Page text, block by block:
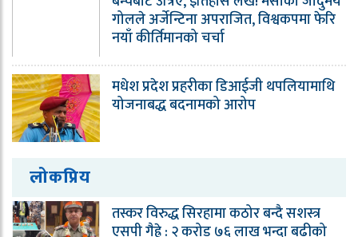
गोलले अर्जेन्टिना अपराजित, विश्वकपमा फेरि
नयाँ कीर्तिमानको चर्चा
मधेश प्रदेश प्रहरीका डिआईजी थपलियामाथि
योजनाबद्ध बदनामको आरोप
लोकप्रिय
तस्कर विरुद्ध सिरहामा कठोर बन्दै सशस्त्र
एसपी गैह्रे : २ करोड ७६ लाख भन्दा बढीको